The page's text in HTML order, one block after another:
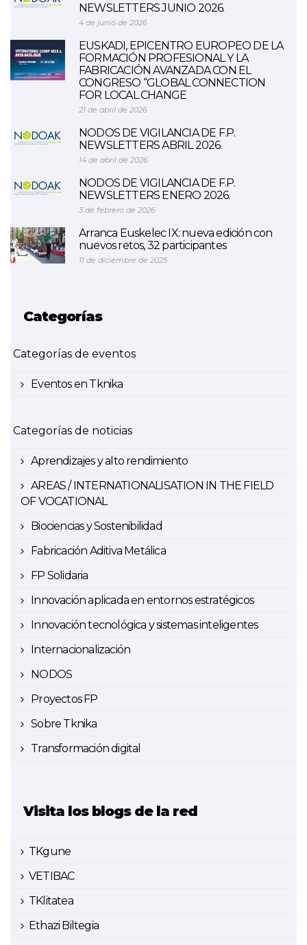
NEWSLETTERS JUNIO 2026.
4 de junio de 2026
EUSKADI, EPICENTRO EUROPEO DE LA
FORMACIÓN PROFESIONAL Y LA
FABRICACIÓN AVANZADA CON EL
CONGRESO “GLOBAL CONNECTION
FOR LOCAL CHANGE
21 de abril de 2026
NODOS DE VIGILANCIA DE F.P.
NEWSLETTERS ABRIL 2026.
14 de abril de 2026
NODOS DE VIGILANCIA DE F.P.
NEWSLETTERS ENERO 2026.
3 de febrero de 2026
Arranca Euskelec IX: nueva edición con
nuevos retos, 32 participantes
11 de diciembre de 2025
Categorías
Categorías de eventos
Eventos en Tknika
Categorías de noticias
Aprendizajes y alto rendimiento
AREAS / INTERNATIONALISATION IN THE FIELD
OF VOCATIONAL
Biociencias y Sostenibilidad
Fabricación Aditiva Metálica
FP Solidaria
Innovación aplicada en entornos estratégicos
Innovación tecnológica y sistemas inteligentes
Internacionalización
NODOS
Proyectos FP
Sobre Tknika
Transformación digital
Visita los blogs de la red
TKgune
VETIBAC
TKlitatea
Ethazi Biltegia